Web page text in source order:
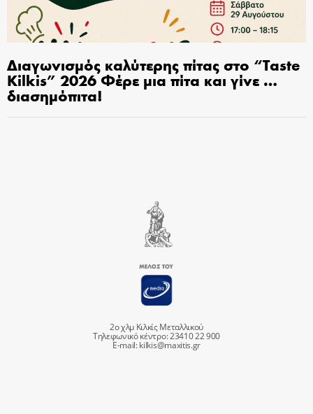
Διαγωνισμός καλύτερης πίτας στο “Taste
Kilkis” 2026 Φέρε μια πίτα και γίνε …
διασημόπιτα!
2ο χλμ Κιλκίς Μεταλλικού
Τηλεφωνικό κέντρο: 23410 22 900
E-mail:kilkis@maxitis.gr